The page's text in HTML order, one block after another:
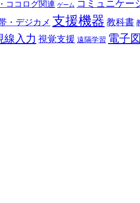
ココログ関連 ゲーム コミュニケー
・デジカメ 支援機器 教科書
線入力 視覚支援 遠隔学習 電子